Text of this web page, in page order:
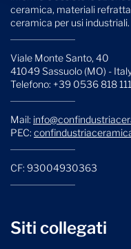
ceramica, materiali
ceramica per usi industriali.
Viale Monte Santo, 40
41049 Sassuolo (MO) -
Telefono: +39 0536 818 111
Mail:
PEC:
CF: 93004930363
Siti collegati